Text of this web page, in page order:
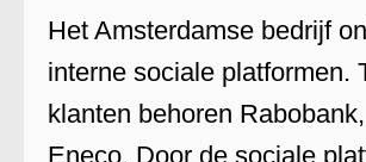
Het Amsterdamse bedrijf
interne sociale platformen.
klanten behoren
Eneco. Door de sociale